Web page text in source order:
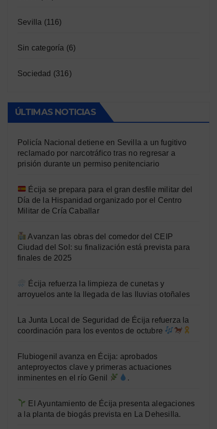
Sevilla (116)
Sin categoría (6)
Sociedad (316)
ÚLTIMAS NOTICIAS
Policía Nacional detiene en Sevilla a un fugitivo
reclamado por narcotráfico tras no regresar a
prisión durante un permiso penitenciario
Écija se prepara para el gran desfile militar del
Día de la Hispanidad organizado por el Centro
Militar de Cría Caballar
Avanzan las obras del comedor del CEIP
Ciudad del Sol: su finalización está prevista para
finales de 2025
Écija refuerza la limpieza de cunetas y
arroyuelos ante la llegada de las lluvias otoñales
La Junta Local de Seguridad de Écija refuerza la
coordinación para los eventos de octubre
Flubiogenil avanza en Écija: aprobados
anteproyectos clave y primeras actuaciones
inminentes en el río Genil
.
El Ayuntamiento de Écija presenta alegaciones
a la planta de biogás prevista en La Dehesilla.